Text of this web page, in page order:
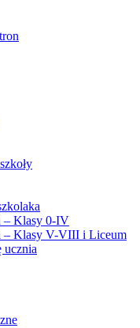
– Klasy 0-IV
– Klasy V-VIII i Liceum
ucznia